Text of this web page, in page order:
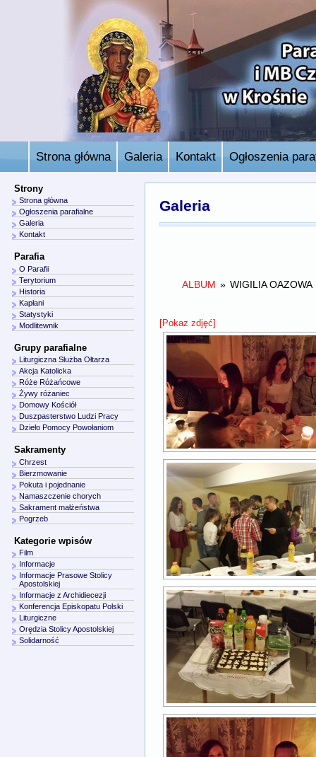
Strona główna Galeria Kontakt Ogłoszenia
Galeria
ALBUM » WIGILIA OAZOWA
[Pokaz zdjęć]
Strony
Strona główna
Ogłoszenia parafialne
Galeria
Kontakt
Parafia
O Parafii
Terytorium
Historia
Kapłani
Statystyki
Modlitewnik
Grupy parafialne
Liturgiczna Służba Ołtarza
Akcja Katolicka
Róże Różańcowe
Żywy różaniec
Domowy Kościół
Duszpasterstwo Ludzi Pracy
Dzieło Pomocy Powołaniom
Sakramenty
Chrzest
Bierzmowanie
Pokuta i pojednanie
Namaszczenie chorych
Sakrament małżeństwa
Pogrzeb
Kategorie wpisów
Film
Informacje
Informacje Prasowe Stolicy
Apostolskiej
Informacje z Archidiecezji
Konferencja Episkopatu Polski
Liturgiczne
Orędzia Stolicy Apostolskiej
Solidarność